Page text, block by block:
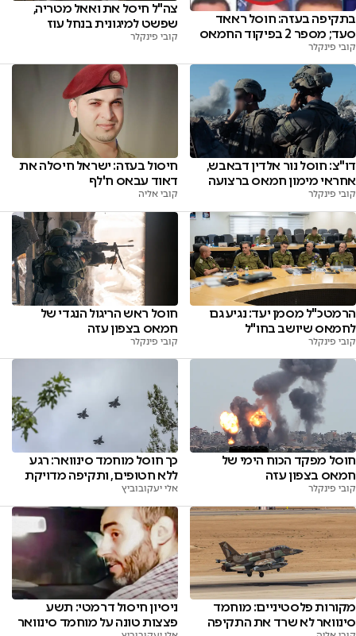
בתקיפה בעזה: חוסל ראאד
סעד; מספר 2 בפיקוד החמאס
קובי פינקלר
צה"ל חיסל את ואאל מטריה,
שפשט למיגונית בנחל עוז
קובי פינקלר
דו"צ: חוסל נור אלדין דבאבש,
אחראי מימון חמאס ברצועה
קובי פינקלר
חיסול בעזה: ישראל חיסלה את
דאוד עבאס ח'לף
קובי אליה
הרמטכ"ל מסמן יעד: נגיע גם
לחמאס שיושב בחו"ל
קובי פינקלר
חוסל ראש הריגול הנגדי של
חמאס בצפון עזה
קובי פינקלר
חוסל מפקד הכוח הימי של
חמאס בצפון עזה
קובי פינקלר
כך חוסל מוחמד סינוואר: רגע
ללא חטופים, ותקיפה מדויקת
אלי יעקובוביץ
מקורות פלסטיניים: מוחמד
סינוואר לא שרד את התקיפה
ניסיון חיסול דרמטי: תשע
פצצות טונה על מוחמד סינוואר